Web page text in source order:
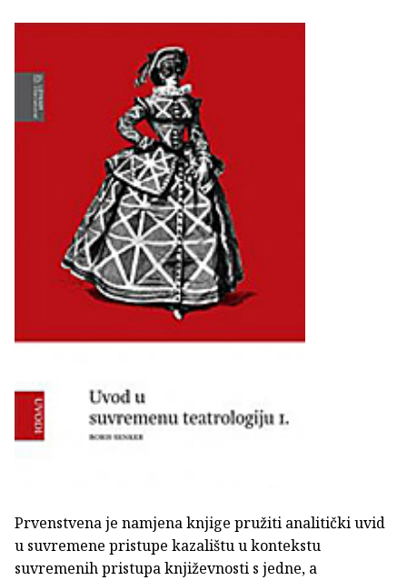
Prvenstvena je namjena knjige pružiti analitički uvid
u suvremene pristupe kazalištu u kontekstu
suvremenih pristupa književnosti s jedne, a